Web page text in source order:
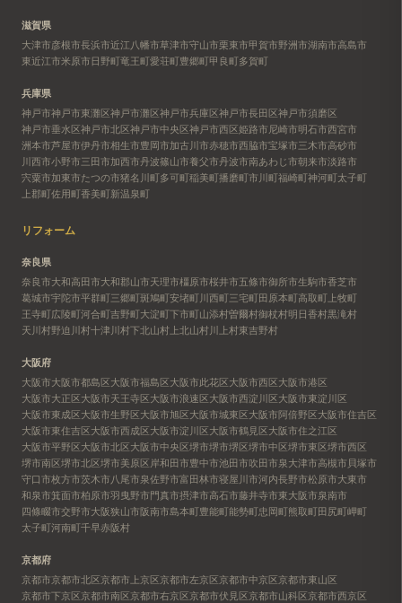
滋賀県
大津市彦根市長浜市近江八幡市草津市守山市栗東市甲賀市野洲市湖南市高島市
東近江市米原市日野町竜王町愛荘町豊郷町甲良町多賀町
兵庫県
神戸市神戸市東灘区神戸市灘区神戸市兵庫区神戸市長田区神戸市須磨区
神戸市垂水区神戸市北区神戸市中央区神戸市西区姫路市尼崎市明石市西宮市
洲本市芦屋市伊丹市相生市豊岡市加古川市赤穂市西脇市宝塚市三木市高砂市
川西市小野市三田市加西市丹波篠山市養父市丹波市南あわじ市朝来市淡路市
宍粟市加東市たつの市猪名川町多可町稲美町播磨町市川町福崎町神河町太子町
上郡町佐用町香美町新温泉町
リフォーム
奈良県
奈良市大和高田市大和郡山市天理市橿原市桜井市五條市御所市生駒市香芝市
葛城市宇陀市平群町三郷町斑鳩町安堵町川西町三宅町田原本町高取町 上牧町
王寺町広陵町河合町吉野町大淀町下市町山添村曽爾村御杖村明日香村黒滝村
天川村野迫川村十津川村下北山村 上北山村川上村東吉野村
大阪府
大阪市大阪市都島区大阪市福島区大阪市此花区大阪市西区大阪市港区
大阪市大正区大阪市天王寺区大阪市浪速区大阪市西淀川区大阪市東淀川区
大阪市東成区大阪市生野区大阪市旭区大阪市城東区大阪市阿倍野区大阪市住吉区
大阪市東住吉区大阪市西成区大阪市淀川区大阪市鶴見区大阪市住之江区
大阪市平野区大阪市北区大阪市中央区堺市堺市堺区堺市中区堺市東区堺市西区
堺市南区堺市北区堺市美原区岸和田市豊中市池田市吹田市泉大津市高槻市 貝塚市
守口市枚方市茨木市八尾市泉佐野市富田林市寝屋川市河内長野市松原市大東市
和泉市箕面市柏原市羽曳野市門真市摂津市高石市藤井寺市東大阪市泉南市
四條畷市交野市大阪狭山市阪南市島本町豊能町能勢町忠岡町熊取町田尻町岬町
太子町河南町千早赤阪村
京都府
京都市京都市北区京都市上京区京都市左京区京都市中京区京都市東山区
京都市下京区京都市南区京都市右京区京都市伏見区京都市山科区京都市西京区